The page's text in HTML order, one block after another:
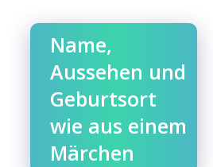
Name,
Aussehen und
Geburtsort
wie aus einem
Märchen